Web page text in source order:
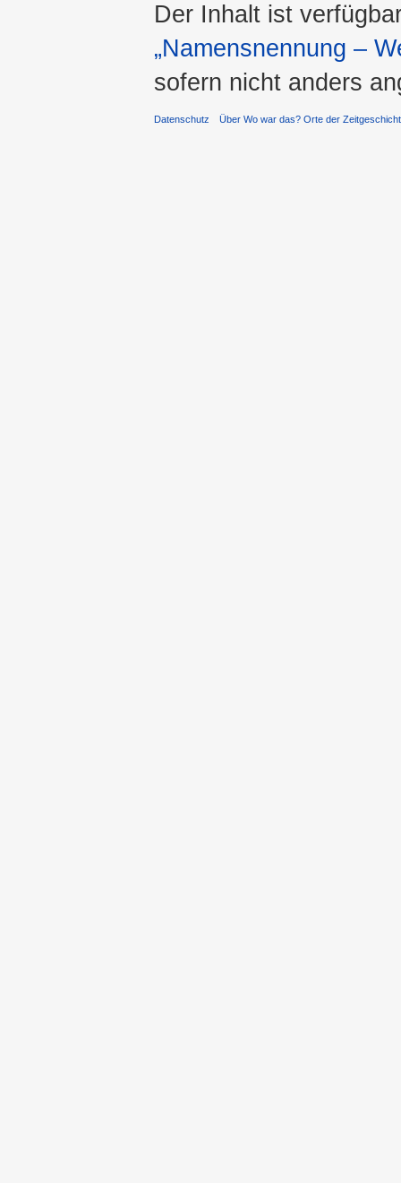
Der Inhalt ist
„Namensnennung –
sofern nicht anders
Datenschutz Über Wo war das? Orte der